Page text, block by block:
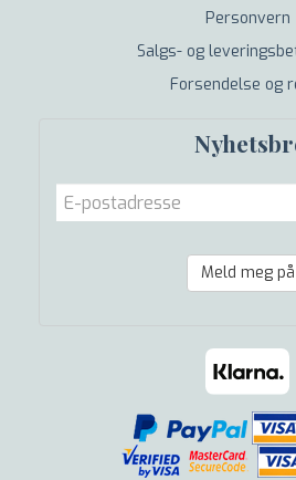
Personvern
Salgs- og
Forsendelse og
Meld meg på